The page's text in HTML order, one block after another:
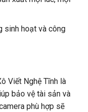
sinh hoạt và công
Viết Nghệ Tĩnh là
bảo vệ tài sản và
phù hợp sẽ